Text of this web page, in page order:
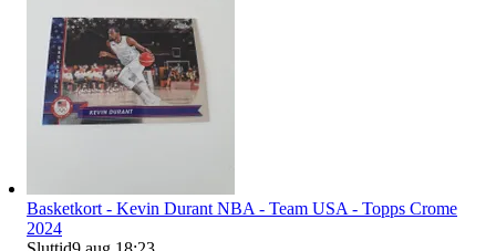
Basketkort - Kevin Durant NBA - Team USA - Topps Crome
2024